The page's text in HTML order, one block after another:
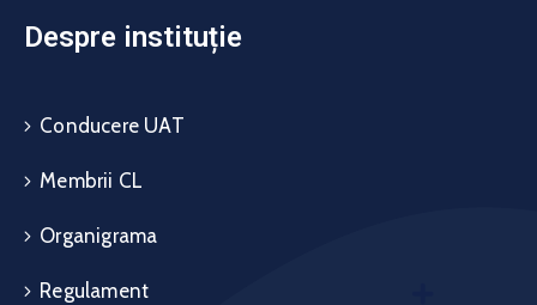
Despre instituție
Conducere UAT
Membrii CL
Organigrama
Regulament